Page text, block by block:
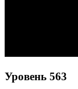
Уровень 563